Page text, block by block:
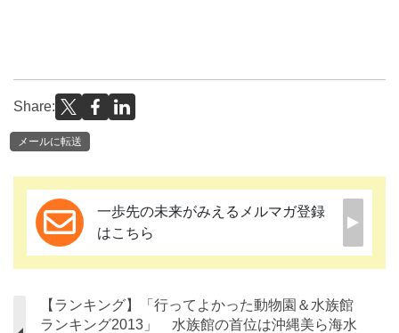
Share:
メールに転送
一歩先の未来がみえるメルマガ登録
はこちら
【ランキング】「行ってよかった動物園＆水族館
ランキング2013」 水族館の首位は沖縄美ら海水